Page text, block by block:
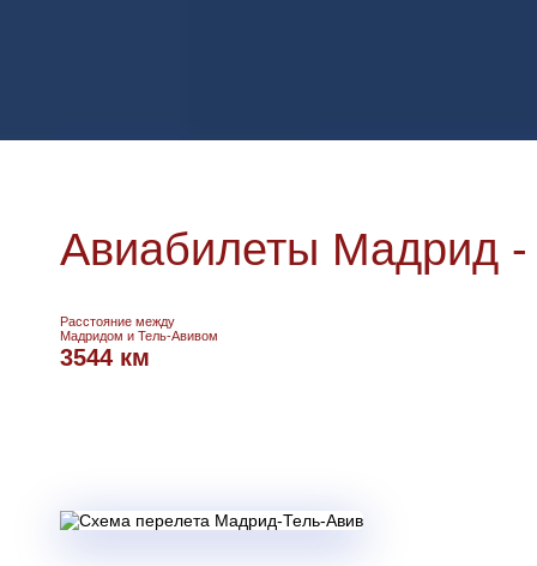
Авиабилеты Мадрид -
Расстояние между
Мадридом и Тель-Авивом
3544 км